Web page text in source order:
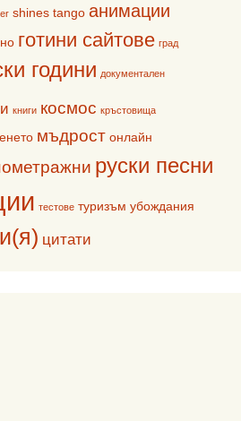
shines tango анимации
готини сайтове град
години документален
книги космос кръстовища
мъдрост онлайн
руски песни
тестове туризъм убождания
цитати